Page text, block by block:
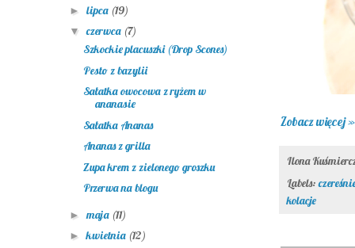
Zobacz więcej »
Ilona
Labels:
kolacje
► lipca (19)
▼czerwca (7)
Szkockie placuszki (Drop Scones)
Pesto z bazylii
Sałatka owocowa z ryżem w
ananasie
Sałatka Ananas
Ananas z grilla
Zupa krem z zielonego groszku
Przerwa na blogu
► maja (11)
►kwietnia (12)